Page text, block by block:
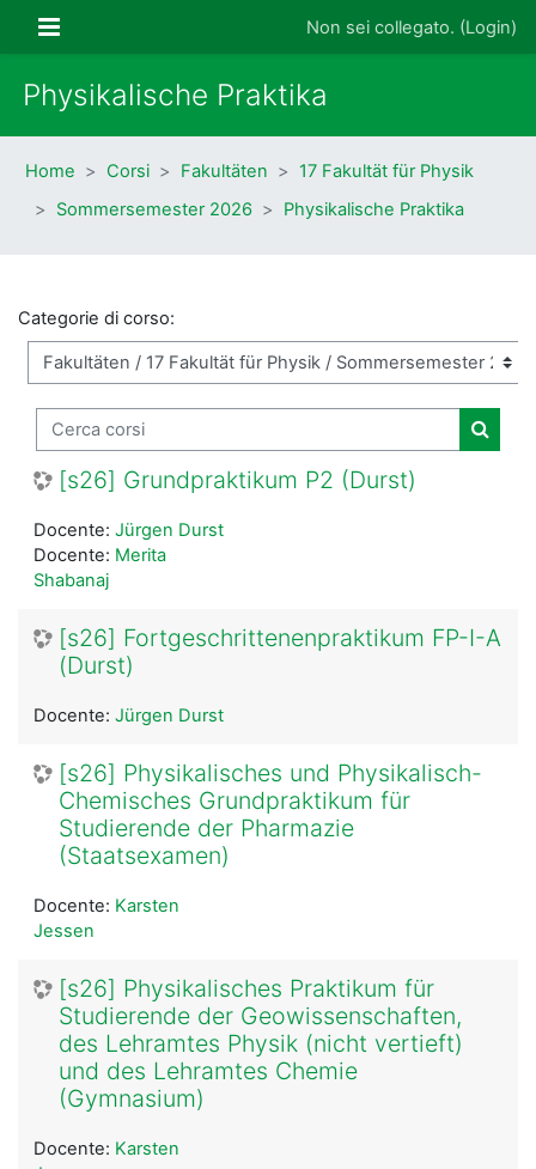
Pannello laterale Non sei collegato. (Login)
Physikalische Praktika
Home Corsi Fakultäten
17 Fakultät für Physik
Sommersemester 2026
Physikalische Praktika
Categorie di corso:
Cerca corsi
Cerca
[s26] Grundpraktikum P2 (Durst)
Docente: Jürgen Durst
Docente: Merita
Shabanaj
[s26] Fortgeschrittenenpraktikum FP-I-A
(Durst)
Docente: Jürgen Durst
[s26] Physikalisches und Physikalisch-
Chemisches Grundpraktikum für
Studierende der Pharmazie
(Staatsexamen)
Docente: Karsten
Jessen
[s26] Physikalisches Praktikum für
Studierende der Geowissenschaften,
des Lehramtes Physik (nicht vertieft)
und des Lehramtes Chemie
(Gymnasium)
Docente: Karsten